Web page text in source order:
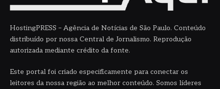
HostingPRESS – Agência de Notícias de São Paulo. Conteúdo
distribuído por nossa Central de Jornalismo. Reprodução
autorizada mediante crédito da fonte.
Este portal foi criado especificamente para conectar os
leitores da nossa região ao melhor conteúdo. Somos líderes